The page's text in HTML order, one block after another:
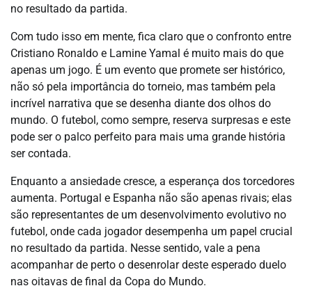
no resultado da partida.
Com tudo isso em mente, fica claro que o confronto entre
Cristiano Ronaldo e Lamine Yamal é muito mais do que
apenas um jogo. É um evento que promete ser histórico,
não só pela importância do torneio, mas também pela
incrível narrativa que se desenha diante dos olhos do
mundo. O futebol, como sempre, reserva surpresas e este
pode ser o palco perfeito para mais uma grande história
ser contada.
Enquanto a ansiedade cresce, a esperança dos torcedores
aumenta. Portugal e Espanha não são apenas rivais; elas
são representantes de um desenvolvimento evolutivo no
futebol, onde cada jogador desempenha um papel crucial
no resultado da partida. Nesse sentido, vale a pena
acompanhar de perto o desenrolar deste esperado duelo
nas oitavas de final da Copa do Mundo.